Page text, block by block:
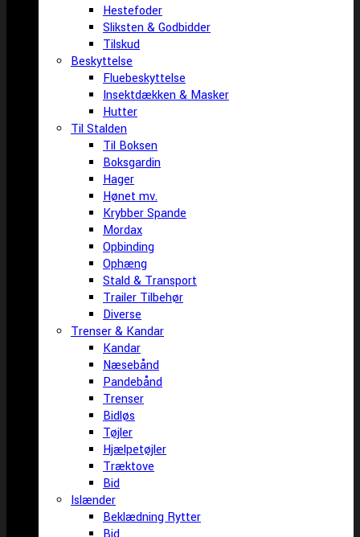
Hestefoder
Sliksten & Godbidder
Tilskud
Beskyttelse
Fluebeskyttelse
Insektdækken & Masker
Hutter
Til Stalden
Til Boksen
Boksgardin
Hager
Hønet mv.
Krybber Spande
Mordax
Opbinding
Ophæng
Stald & Transport
Trailer Tilbehør
Diverse
Trenser & Kandar
Kandar
Næsebånd
Pandebånd
Trenser
Bidløs
Tøjler
Hjælpetøjler
Træktove
Bid
Islænder
Beklædning Rytter